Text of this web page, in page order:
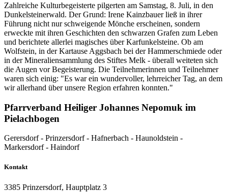
Zahlreiche Kulturbegeisterte pilgerten am Samstag, 8. Juli, in den
Dunkelsteinerwald. Der Grund: Irene Kainzbauer ließ in ihrer
Führung nicht nur schweigende Mönche erscheinen, sondern
erweckte mit ihren Geschichten den schwarzen Grafen zum Leben
und berichtete allerlei magisches über Karfunkelsteine. Ob am
Wolfstein, in der Kartause Aggsbach bei der Hammerschmiede oder
in der Mineraliensammlung des Stiftes Melk - überall weiteten sich
die Augen vor Begeisterung. Die Teilnehmerinnen und Teilnehmer
waren sich einig: "Es war ein wundervoller, lehrreicher Tag, an dem
wir allerhand über unsere Region erfahren konnten."
Pfarrverband Heiliger Johannes Nepomuk im
Pielachbogen
Gerersdorf - Prinzersdorf - Hafnerbach - Haunoldstein -
Markersdorf - Haindorf
Kontakt
3385 Prinzersdorf, Hauptplatz 3